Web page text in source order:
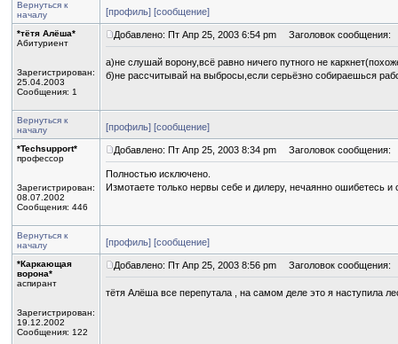
Вернуться к
началу
[профиль] [сообщение]
*тётя Алёша*
Абитуриент
Зарегистрирован:
25.04.2003
Сообщения: 1
Добавлено: Пт Апр 25, 2003 6:54 pm Заголовок сообщения:
а)не слушай ворону,всё равно ничего путного не
б)не рассчитывай на выбросы,если серьёзно собираешься
Вернуться к
началу
[профиль] [сообщение]
*Techsupport*
профессор
Зарегистрирован:
08.07.2002
Сообщения: 446
Добавлено: Пт Апр 25, 2003 8:34 pm Заголовок сообщения:
Полностью исключено.
Измотаете только нервы себе и дилеру, нечаянно ошибетесь и
Вернуться к
началу
[профиль] [сообщение]
*Каркающая
ворона*
аспирант
Зарегистрирован:
19.12.2002
Сообщения: 122
Добавлено: Пт Апр 25, 2003 8:56 pm Заголовок сообщения:
тётя Алёша все перепутала , на самом деле это я наступила